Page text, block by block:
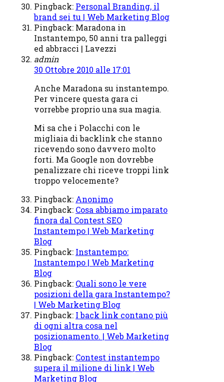
Pingback: Personal Branding, il
brand sei tu | Web Marketing Blog
Pingback: Maradona in
Instantempo, 50 anni tra palleggi
ed abbracci | Lavezzi
admin
30 Ottobre 2010 alle 17:01
Anche Maradona su instantempo.
Per vincere questa gara ci
vorrebbe proprio una sua magia.
Mi sa che i Polacchi con le
migliaia di backlink che stanno
ricevendo sono davvero molto
forti. Ma Google non dovrebbe
penalizzare chi riceve troppi link
troppo velocemente?
Pingback: Anonimo
Pingback: Cosa abbiamo imparato
finora dal Contest SEO
Instantempo | Web Marketing
Blog
Pingback: Instantempo:
Instantempo | Web Marketing
Blog
Pingback: Quali sono le vere
posizioni della gara Instantempo?
| Web Marketing Blog
Pingback: I back link contano più
di ogni altra cosa nel
posizionamento. | Web Marketing
Blog
Pingback: Contest instantempo
supera il milione di link | Web
Marketing Blog